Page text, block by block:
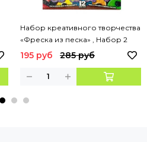
Набор креативного творчества
«Фреска из песка» , Набор 2
195 руб 285 руб